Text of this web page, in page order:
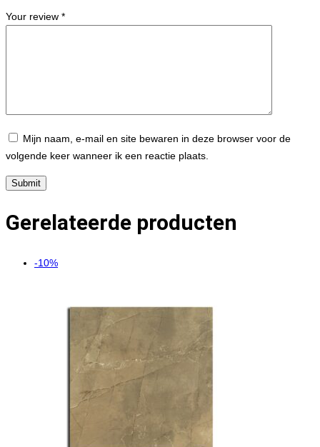
Your review *
Mijn naam, e-mail en site bewaren in deze browser voor de
volgende keer wanneer ik een reactie plaats.
Gerelateerde producten
-10%